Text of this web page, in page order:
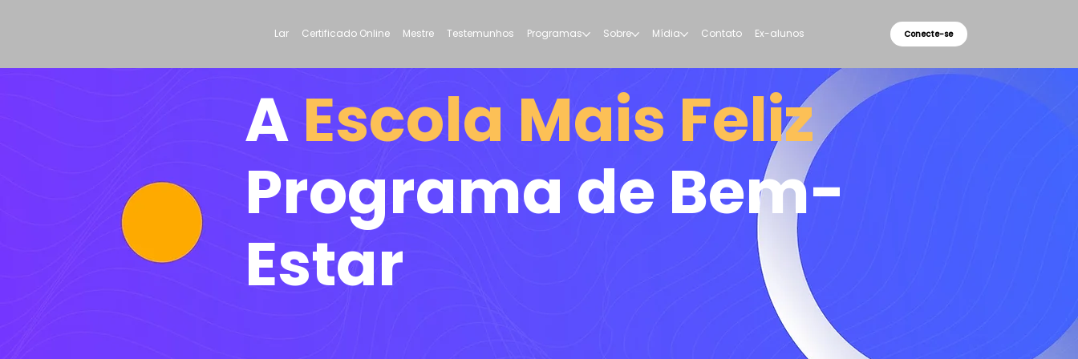
Lar Certificado Online Mestre Testemunhos Programas Sobre Mídia Contato Ex-alunos Conecte-se
A Escola Mais Feliz
Programa de Bem-
Estar